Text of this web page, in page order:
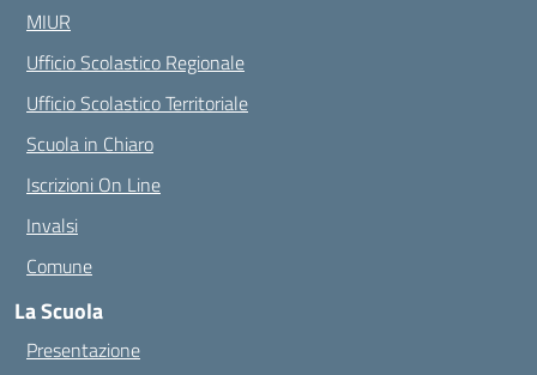
MIUR
Ufficio Scolastico Regionale
Ufficio Scolastico Territoriale
Scuola in Chiaro
Iscrizioni On Line
Invalsi
Comune
La Scuola
Presentazione